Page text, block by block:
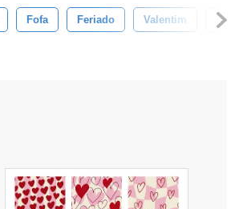
Fofa Feriado Valentim Arte